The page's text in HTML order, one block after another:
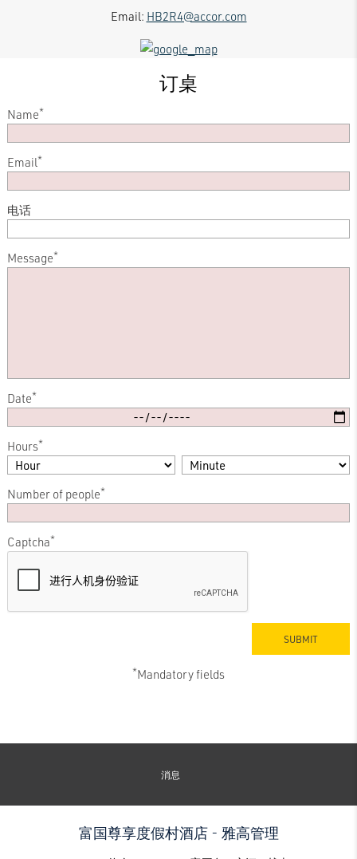
Email: HB2R4@accor.com
订桌
Name*
Email*
电话
Message*
Date*
Hours*
Number of people*
Captcha*
*Mandatory fields
消息
富国尊享度假村酒店 - 雅高管理